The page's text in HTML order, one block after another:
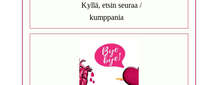
Kyllä, etsin seuraa /
kumppania